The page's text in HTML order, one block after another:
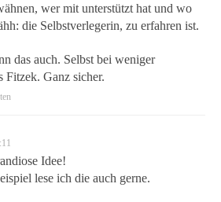
wer mit unterstützt hat und wo
die Selbstverlegerin, zu erfahren ist.
das auch. Selbst bei weniger
Fitzek. Ganz sicher.
Idee!
lese ich die auch gerne.